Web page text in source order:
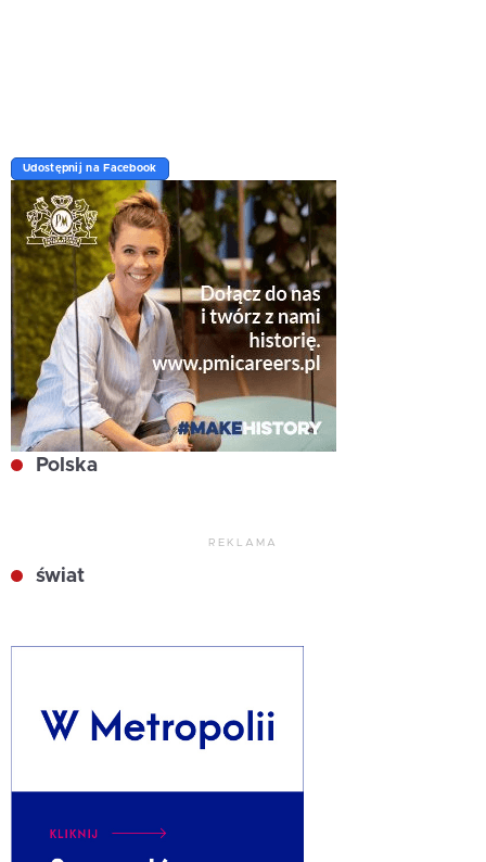
Udostępnij na Facebook
Polska
REKLAMA
świat